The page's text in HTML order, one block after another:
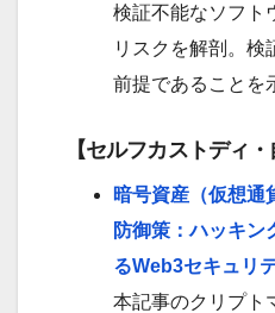
検証不能なソフト
リスクを解剖。検
前提であることを
【セルフカストディ・
暗号資産（仮想通
防御策：ハッキン
るWeb3セキュリ
本記事のクリプト